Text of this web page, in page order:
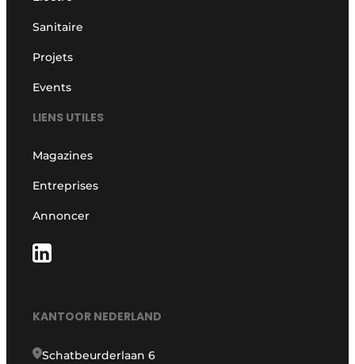
Sanitaire
Projets
Events
LIENS UTILES
Magazines
Entreprises
Annoncer
KANTOOR NEDERLAND
Schatbeurderlaan 6